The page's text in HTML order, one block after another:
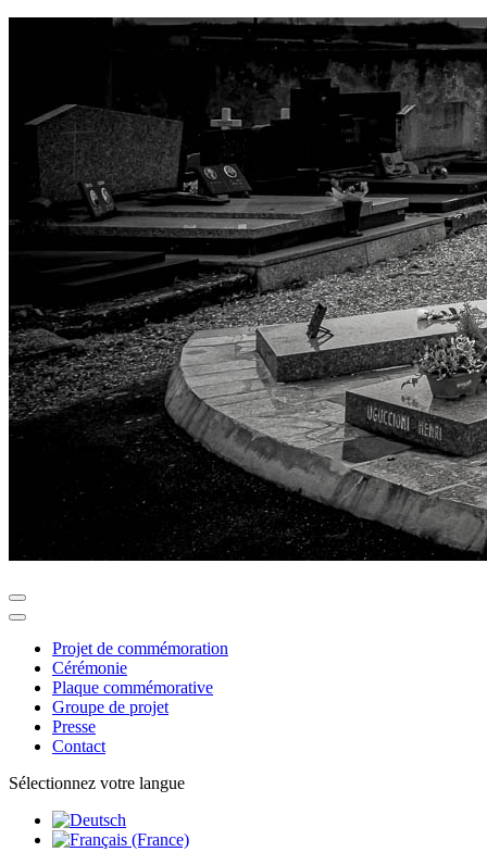
Projet de commémoration
Cérémonie
Plaque commémorative
Groupe de projet
Presse
Contact
Sélectionnez votre langue